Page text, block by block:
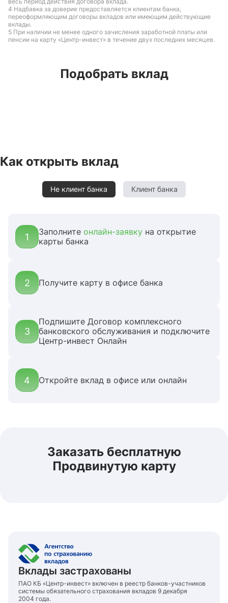
4 Надбавка за доверие предоставляется клиентам банка,
переоформляющим договоры вкладов или имеющим действующие
вклады.
5 При наличии не менее одного зачисления заработной платы или
пенсии на карту «Центр-инвест» в течение двух последних месяцев.
Подобрать вклад
Как открыть вклад
Не клиент банка Клиент банка
1 Заполните онлайн-заявку на открытие
карты банка
2 Получите карту в офисе банка
3
Подпишите Договор комплексного
банковского обслуживания и подключите
Центр-инвест Онлайн
4 Откройте вклад в офисе или онлайн
Заказать бесплатную
Продвинутую карту
Вклады застрахованы
ПАО КБ «Центр-инвест» включен в реестр банков-участников
системы обязательного страхования вкладов 9 декабря
2004 года.